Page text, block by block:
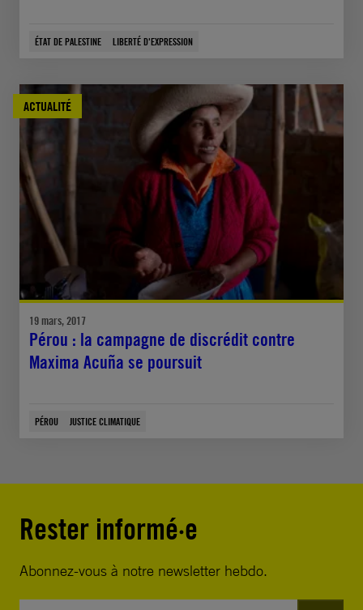
ÉTAT DE PALESTINE LIBERTÉ D'EXPRESSION
ACTUALITÉ
19 mars, 2017
Pérou : la campagne de discrédit contre
Maxima Acuña se poursuit
PÉROU JUSTICE CLIMATIQUE
Rester informé·e
Abonnez-vous à notre newsletter hebdo.